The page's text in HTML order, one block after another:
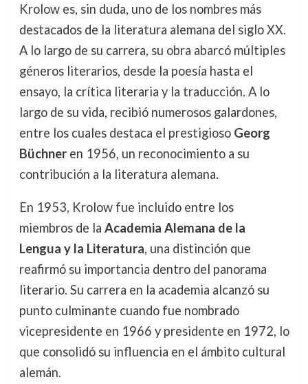
Krolow es, sin duda, uno de los nombres más
destacados de la literatura alemana del siglo XX.
A lo largo de su carrera, su obra abarcó múltiples
géneros literarios, desde la poesía hasta el
ensayo, la crítica literaria y la traducción. A lo
largo de su vida, recibió numerosos galardones,
entre los cuales destaca el prestigioso Georg
Büchneren 1956, un reconocimiento a su
contribución a la literatura alemana.
En 1953, Krolow fue incluido entre los
miembros de la Academia Alemana de la
Lengua y la Literatura, una distinción que
reafirmó su importancia dentro del panorama
literario. Su carrera en la academia alcanzó su
punto culminante cuando fue nombrado
vicepresidente en 1966 y presidente en 1972, lo
que consolidó su influencia en el ámbito cultural
alemán.